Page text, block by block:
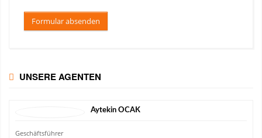
Formular absenden
UNSERE AGENTEN
Aytekin OCAK
Geschäftsführer